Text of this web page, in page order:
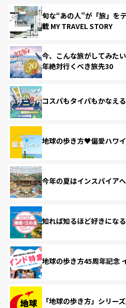
旬な“あの人”が「旅」を
載 MY TRAVEL STORY
今、こんな旅がしてみた
年絶対行くべき旅先30
コスパもタイパもかなえ
地球の歩き方♥偏愛ハワイ
今年の夏はインスパイアへ
知れば知るほど好きにな
地球の歩き方45周年記念
「地球の歩き方」シリー